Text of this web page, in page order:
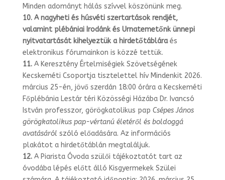
Minden adományt hálás szívvel köszönünk meg.
10. A nagyheti és húsvéti szertartások rendjét,
valamint plébániai Irodánk és Urnatemetőnk ünnepi
nyitvatartását kihelyeztük a hirdetőtábláraés
elektro­nikus fórumainkon is közzé tettük.
11.A Keresztény Értelmiségiek Szövetségének
Kecskeméti Csoportja tisztelettel hív Mindenkit 2026.
március 25-én, jövő szerdán 18:00 órára a Kecskeméti
Főplé­bánia Lestár téri Közösségi Házába Dr. Ivancsó
István professzor, görögkatolikus pap Csépes János
görögkatolikus pap-vértanú életéről és boldoggá
avatásáról szóló előadására. Az információs
plakátot a hirdetőtáblán megtaláljuk.
12.A Piarista Óvoda szülői tájékoztatót tart az
óvodába lépés előtt álló Kisgyerme­kek Szülei